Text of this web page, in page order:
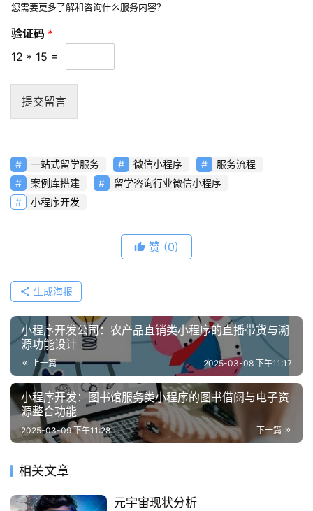
您需要更多了解和咨询什么服务内容？
验证码 *
12 * 15 =
提交留言
一站式留学服务 微信小程序
服务流程
案例库搭建
留学咨询行业微信小程序
小程序开发
赞 (0)
生成海报
小程序开发公司：农产品直销类小程序的直播带货与溯
源功能设计
上一篇 2025-03-08 下午11:17
小程序开发：图书馆服务类小程序的图书借阅与电子资
源整合功能
下一篇
2025-03-09 下午11:28
相关文章
元宇宙现状分析